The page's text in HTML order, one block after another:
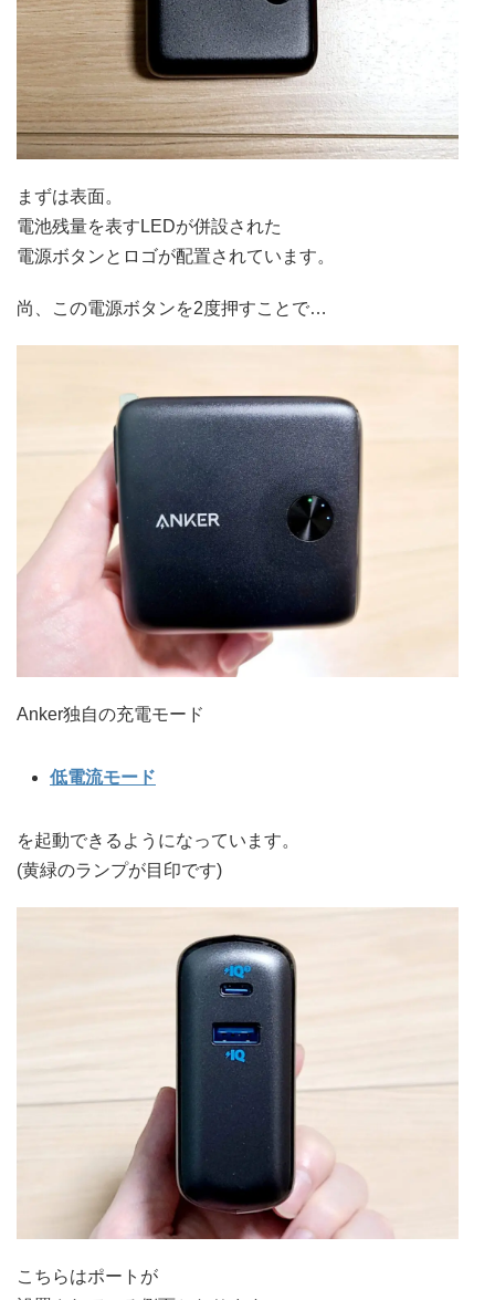
まずは表面。
電池残量を表すLEDが併設された
電源ボタンとロゴが配置されています。
尚、この電源ボタンを2度押すことで…
Anker独自の充電モード
低電流モード
を起動できるようになっています。
(黄緑のランプが目印です)
こちらはポートが